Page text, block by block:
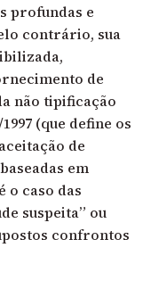
profundas e
contrário, sua
de
não tipificação
(que define os
de
em
o caso das
suspeita” ou
confrontos